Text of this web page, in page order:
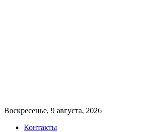
Воскресенье, 9 августа, 2026
Контакты